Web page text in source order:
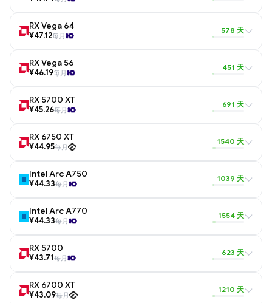
RX Vega 64
¥47.12每月
578 天
RX Vega 56
¥46.19每月
451 天
RX 5700 XT
¥45.26每月
691 天
RX 6750 XT
¥44.95每月
1540 天
Intel Arc A750
¥44.33每月
1039 天
Intel Arc A770
¥44.33每月
1554 天
RX 5700
¥43.71每月
623 天
RX 6700 XT
¥43.09每月
1210 天